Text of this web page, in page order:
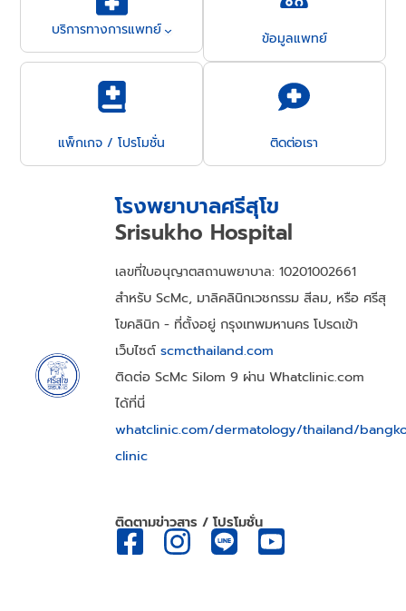
บริการทางการแพทย์ ข้อมูลแพทย์
แพ็กเกจ / โปรโมชั่น ติดต่อเรา
โรงพยาบาลศรีสุโข
Srisukho Hospital
เลขที่ใบอนุญาตสถานพยาบาล: 10201002661
สำหรับ ScMc, มาลิคลินิกเวชกรรม สีลม, หรือ ศรีสุ
โขคลินิก - ที่ตั้งอยู่ กรุงเทพมหานคร โปรดเข้า
เว็บไซต์ scmcthailand.com
ติดต่อ ScMc Silom 9 ผ่าน Whatclinic.com
ได้ที่นี่
whatclinic.com/dermatology/thailand/
clinic
ติดตามข่าวสาร / โปรโมชั่น